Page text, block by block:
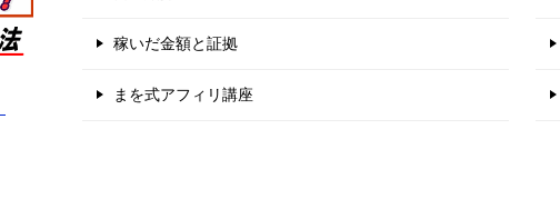
稼いだ金額と証拠
まを式アフィリ講座